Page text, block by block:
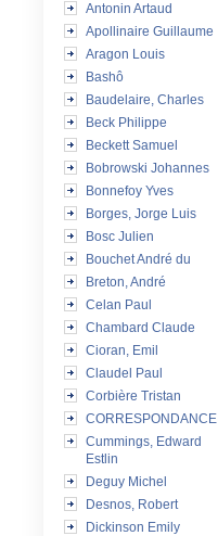
Antonin Artaud
Apollinaire Guillaume
Aragon Louis
Bashô
Baudelaire, Charles
Beck Philippe
Beckett Samuel
Bobrowski Johannes
Bonnefoy Yves
Borges, Jorge Luis
Bosc Julien
Bouchet André du
Breton, André
Celan Paul
Chambard Claude
Cioran, Emil
Claudel Paul
Corbière Tristan
CORRESPONDANCE
Cummings, Edward
Estlin
Deguy Michel
Desnos, Robert
Dickinson Emily